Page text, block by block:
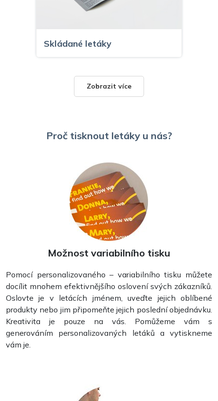
Skládané letáky
Plakáty
Zobrazit více
Proč tisknout letáky u nás?
Možnost variabilního tisku
Pomocí personalizovaného – variabilního tisku můžete
docílit mnohem efektivnějšího oslovení svých zákazníků.
Oslovte je v letácích jménem, uveďte jejich oblíbené
produkty nebo jim připomeňte jejich poslední objednávku.
Kreativita je pouze na vás. Pomůžeme vám s
generováním personalizovaných letáků a vytiskneme
vám je.